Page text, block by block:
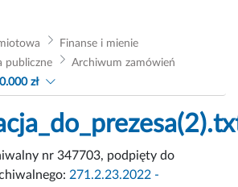
Finanse i mienie
publiczne
Archiwum zamówień
zł
nr 347703, podpięty do
271.2.23.2022 -